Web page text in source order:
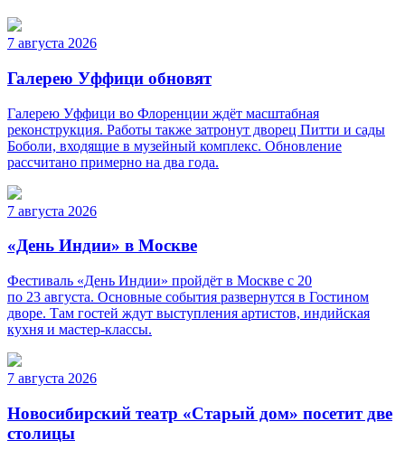
7 августа 2026
Галерею Уффици обновят
Галерею Уффици во Флоренции ждёт масштабная
реконструкция. Работы также затронут дворец Питти и сады
Боболи, входящие в музейный комплекс. Обновление
рассчитано примерно на два года.
7 августа 2026
«День Индии» в Москве
Фестиваль «День Индии» пройдёт в Москве с 20
по 23 августа. Основные события развернутся в Гостином
дворе. Там гостей ждут выступления артистов, индийская
кухня и мастер-классы.
7 августа 2026
Новосибирский театр «Старый дом» посетит две
столицы